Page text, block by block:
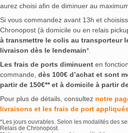
aurez choisi afin de diminuer au
Si vous commandez avant 13h et
Chronopost (à domicile ou en relais
à transmettre le colis au transporteur
livraison dès le lendemain*.
Les frais de ports diminuent en
commande, dès 100€ d’achat et sont
partir de 150€** et à domicile à partir
Pour plus de détails, consultez notre
livraisons et les frais de port
*Les jours ouvrables. Selon les modalités des
Relais de Chronopost.